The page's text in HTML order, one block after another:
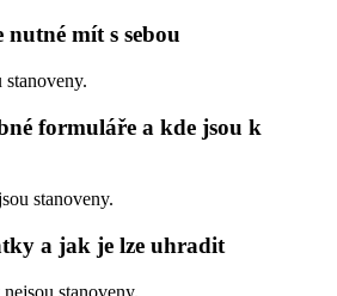
mít s sebou
stanoveny.
formuláře a kde jsou k
stanoveny.
a jak je lze uhradit
stanoveny.